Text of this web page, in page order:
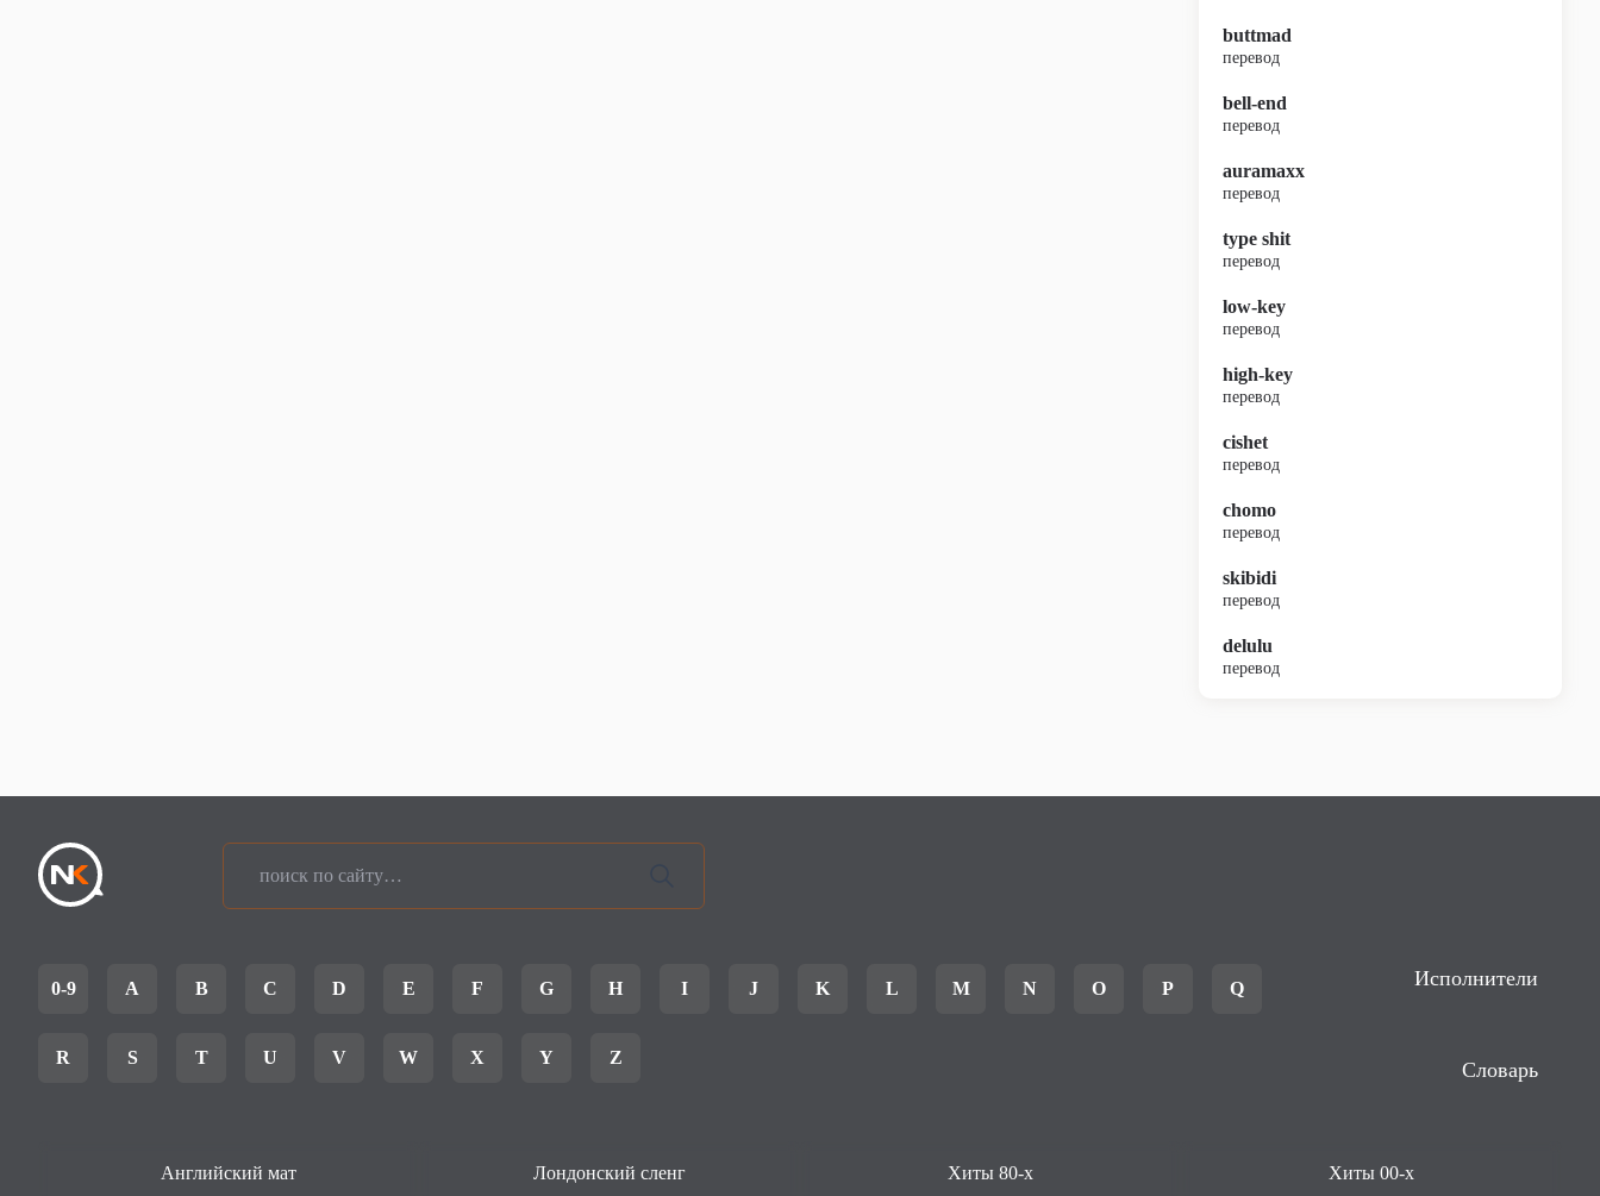
buttmad
перевод
bell-end
перевод
auramaxx
перевод
type shit
перевод
low-key
перевод
high-key
перевод
cishet
перевод
chomo
перевод
skibidi
перевод
delulu
перевод
0-9 A B C D E F G H I J K L M N O P Q
R S T U V W X Y Z
Исполнители
Словарь
Английский мат Лондонский сленг Хиты 80-х Хиты 00-х